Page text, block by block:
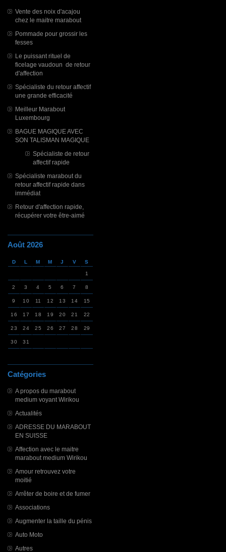
Vente des noix d'acajou
chez le maitre marabout
Pommade pour grossir les
fesses
Le puissant rituel de
ficelage vaudoun de retour
d'affection
Spécialiste du retour affectif
une grande efficacité
Meilleur Marabout
Luxembourg
BAGUE MAGIQUE AVEC
SON TALISMAN MAGIQUE
Spécialiste de retour
affectif rapide
Spécialiste marabout du
retour affectif rapide dans
immédiat
Retour d'affection rapide,
récupérer votre être-aimé
Août 2026
D L M M J V S
1
2 3 4 5 6 7 8
9 10 11 12 13 14 15
16 17 18 19 20 21 22
23 24 25 26 27 28 29
30 31
Catégories
A propos du marabout
medium voyant Wirikou
Actualités
ADRESSE DU MARABOUT
EN SUISSE
Affection avec le maitre
marabout medium Wirikou
Amour retrouvez votre
moitié
Arrêter de boire et de fumer
Associations
Augmenter la taille du pénis
Auto Moto
Autres